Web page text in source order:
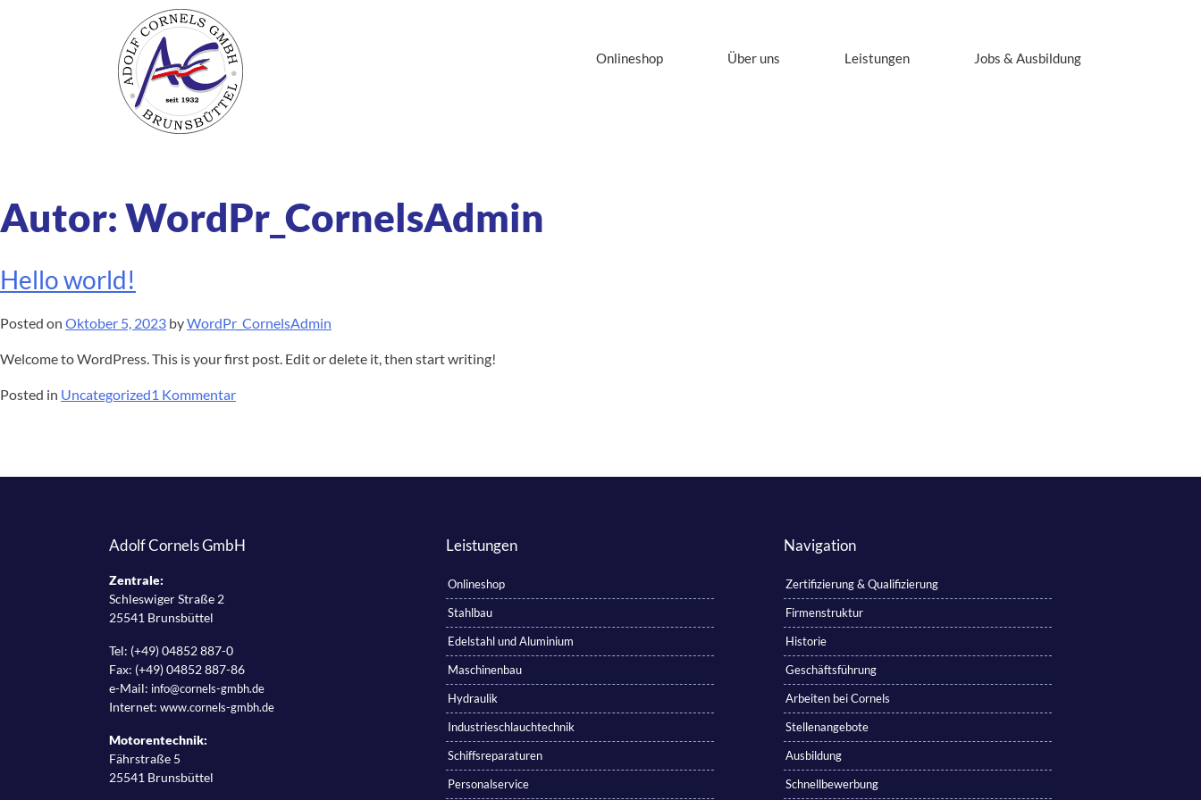
Onlineshop Über uns Leistungen Jobs & Ausbildung
Autor:WordPr_CornelsAdmin
Hello world!
Posted on Oktober 5, 2023 byWordPr_CornelsAdmin
Welcome to WordPress. This is your first post. Edit or delete it, then start writing!
Posted in Uncategorized1 Kommentarzu
Adolf Cornels GmbH
Zentrale:
Schleswiger Straße 2
25541 Brunsbüttel
Tel: (+49) 04852 887-0
Fax: (+49) 04852 887-86
e-Mail: info@cornels-gmbh.de
Internet: www.cornels-gmbh.de
Motorentechnik:
Fährstraße 5
25541 Brunsbüttel
Leistungen
Onlineshop
Stahlbau
Edelstahl und Aluminium
Maschinenbau
Hydraulik
Industrieschlauchtechnik
Schiffsreparaturen
Personalservice
Navigation
Zertifizierung & Qualifizierung
Firmenstruktur
Historie
Geschäftsführung
Arbeiten bei Cornels
Stellenangebote
Ausbildung
Schnellbewerbung